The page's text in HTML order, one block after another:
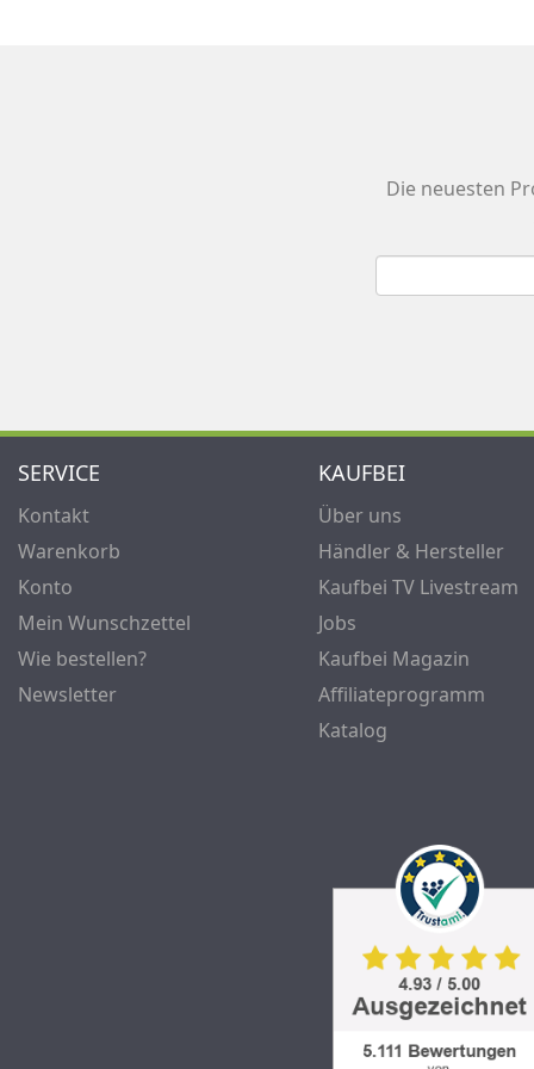
Die neuesten
SERVICE
Kontakt
Warenkorb
Konto
Mein Wunschzettel
Wie bestellen?
Newsletter
KAUFBEI
Über uns
Händler & Hersteller
Kaufbei TV Livestream
Jobs
Kaufbei Magazin
Affiliateprogramm
Katalog